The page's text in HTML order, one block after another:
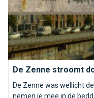
De Zenne stroomt
De Zenne was wellicht
nemen je mee in de